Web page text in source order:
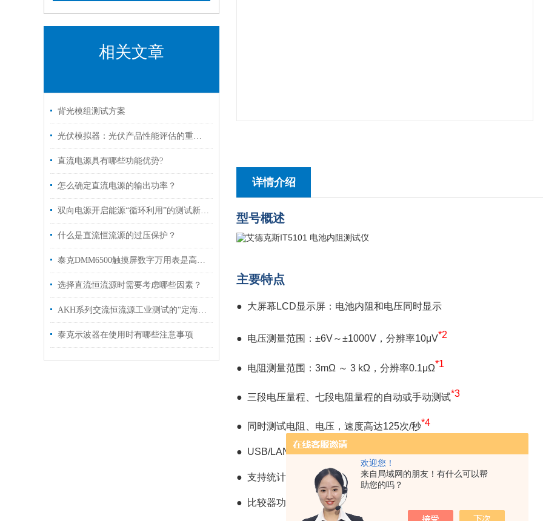
欢迎您！
来自局域网的朋友！有什么可以帮
助您的吗？
相关文章
背光模组测试方案
光伏模拟器：光伏产品性能评估的重要工具
直流电源具有哪些功能优势?
怎么确定直流电源的输出功率？
双向电源开启能源“循环利用”的测试新纪元
什么是直流恒流源的过压保护？
泰克DMM6500触摸屏数字万用表是高精度测量的得力助手
选择直流恒流源时需要考虑哪些因素？
AKH系列交流恒流源工业测试的“定海神针”
泰克示波器在使用时有哪些注意事项
详情介绍
型号概述
主要特点
● 大屏幕LCD显示屏：电池内阻和电压同时显示
● 电压测量范围：±6V～±1000V，分辨率10μV*2
● 电阻测量范围：3mΩ ～ 3 kΩ，分辨率0.1μΩ*1
● 三段电压量程、七段电阻量程的自动或手动测试*3
● 同时测试电阻、电压，速度高达125次/秒*4
● USB/LAN通讯接口，支持SCPI协议
● 支持统计运算，通过USB存储数据
● 比较器功能：HI/IN/LOW显示分选结果